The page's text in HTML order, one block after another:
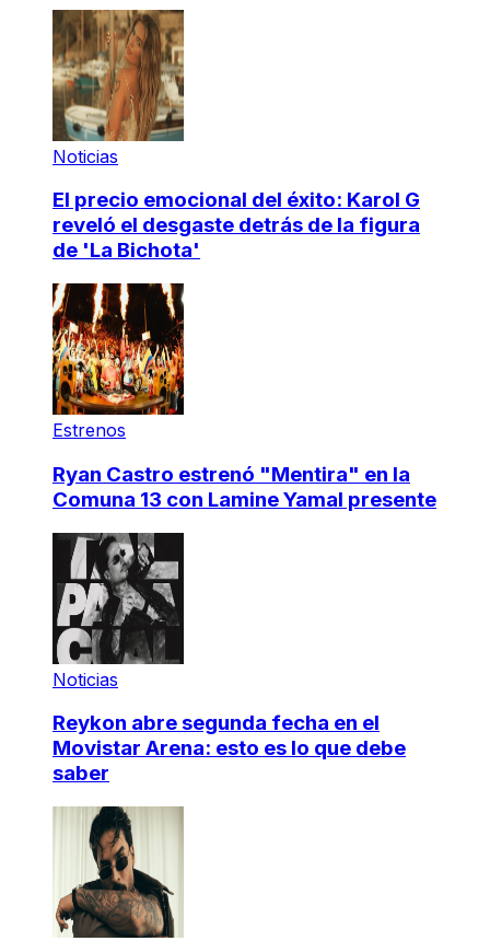
Noticias
El precio emocional del éxito: Karol G
reveló el desgaste detrás de la figura
de 'La Bichota'
Estrenos
Ryan Castro estrenó "Mentira" en la
Comuna 13 con Lamine Yamal presente
Noticias
Reykon abre segunda fecha en el
Movistar Arena: esto es lo que debe
saber